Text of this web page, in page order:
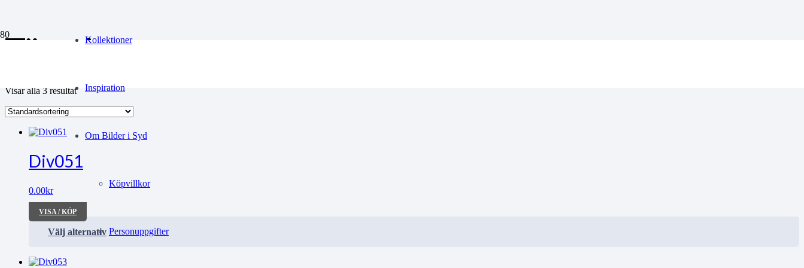
Kollektioner
Inspiration
Om Bilder i Syd
Köpvillkor
Personuppgifter
Törstiga
Visar alla 3 resultat
Div051
0.00kr
VISA / KÖP
Välj alternativ